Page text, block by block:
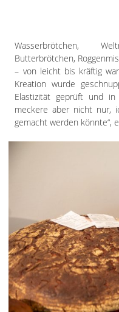
Wasserbrötchen,
Butterbrötchen,
– von leicht bis kräftig
Kreation wurde
Elastizität geprüft und in
meckere aber nicht nur,
gemacht werden könnte“,